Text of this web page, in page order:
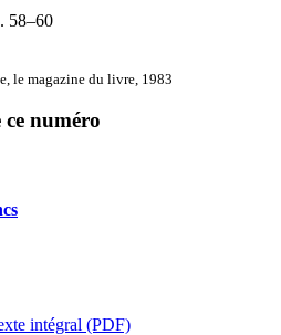
58–60
le magazine du livre, 1983
ce numéro
intégral (PDF)